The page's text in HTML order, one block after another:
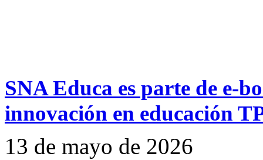
SNA Educa es parte de e-
innovación en educación
13 de mayo de 2026